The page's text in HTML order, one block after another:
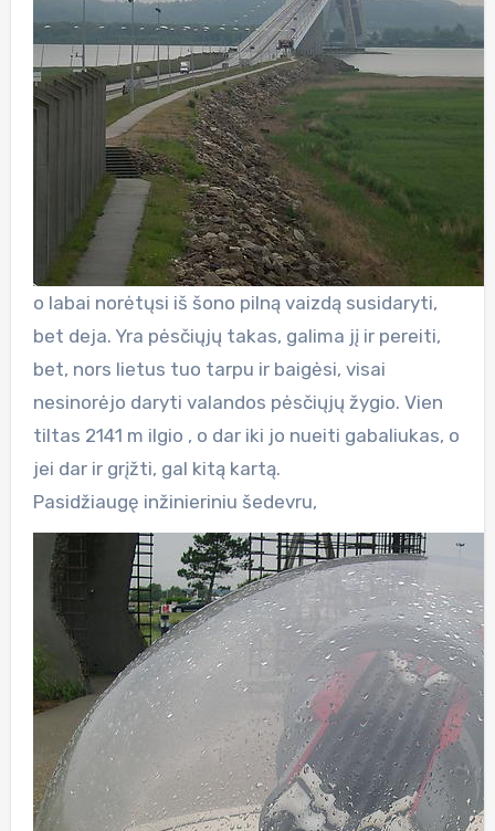
o labai norėtųsi iš šono pilną vaizdą susidaryti,
bet deja. Yra pėsčiųjų takas, galima jį ir pereiti,
bet, nors lietus tuo tarpu ir baigėsi, visai
nesinorėjo daryti valandos pėsčiųjų žygio. Vien
tiltas 2141 m ilgio , o dar iki jo nueiti gabaliukas, o
jei dar ir grįžti, gal kitą kartą.
Pasidžiaugę inžinieriniu šedevru,